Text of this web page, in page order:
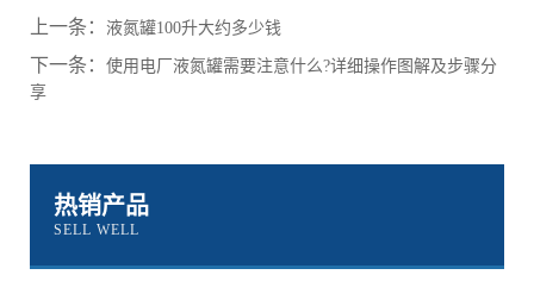
上一条： 液氮罐100升大约多少钱
下一条： 使用电厂液氮罐需要注意什么?详细操作图解及步骤分
享
热销产品
SELL WELL